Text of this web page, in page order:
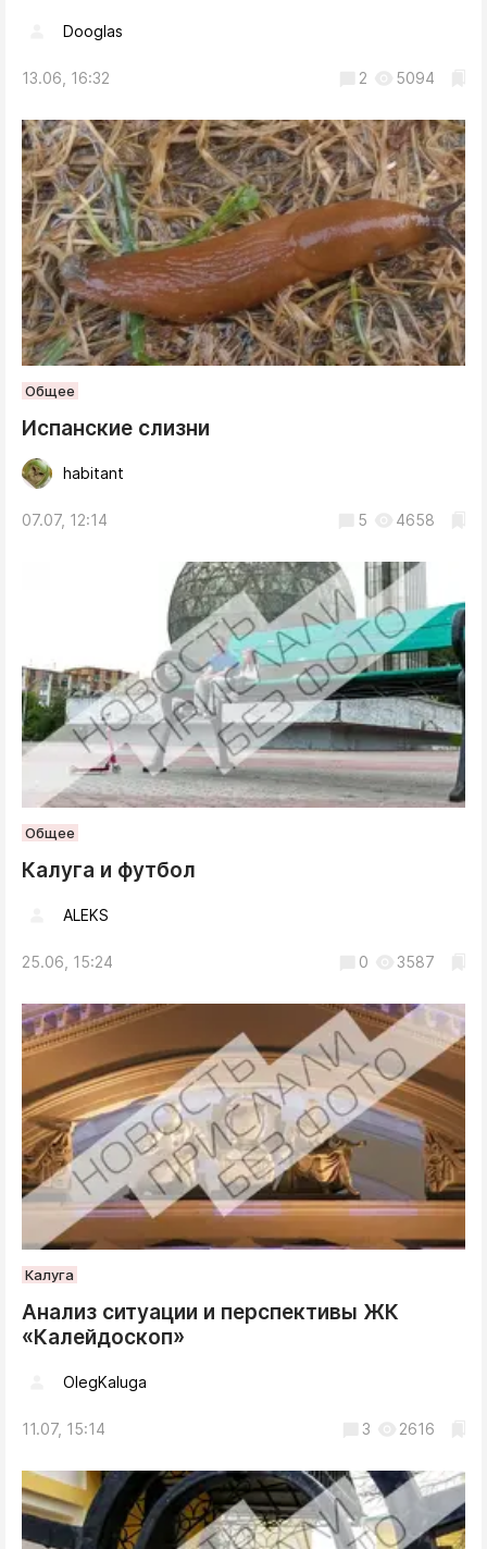
Dooglas
13.06, 16:32 2 5094
Общее
Испанские слизни
habitant
07.07, 12:14 5 4658
Общее
Калуга и футбол
ALEKS
25.06, 15:24 0 3587
Калуга
Анализ ситуации и перспективы ЖК
«Калейдоскоп»
OlegKaluga
11.07, 15:14 3 2616